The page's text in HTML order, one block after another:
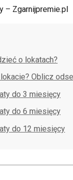
– Zgarnijpremie.pl
o lokatach?
lokacie? Oblicz
do 3 miesięcy
do 6 miesięcy
do 12 miesięcy